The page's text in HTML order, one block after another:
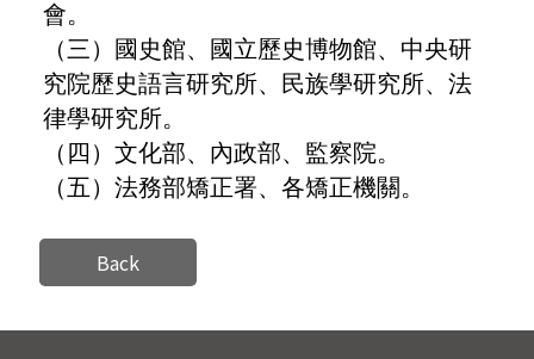
會。
（三）國史館、國立歷史博物館、中央研
究院歷史語言研究所、民族學研究所、法
律學研究所。
（四）文化部、內政部、監察院。
（五）法務部矯正署、各矯正機關。
Back